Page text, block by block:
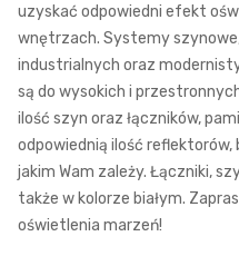
uzyskać odpowiedni efekt
wnętrzach. Systemy
industrialnych oraz
są do wysokich i
ilość szyn oraz łączników,
odpowiednią ilość
jakim Wam zależy. Łączniki,
także w kolorze białym.
oświetlenia marzeń!